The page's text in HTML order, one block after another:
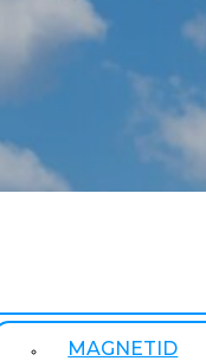
MAGNETID